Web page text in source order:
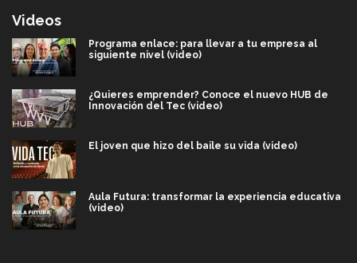
Videos
Programa enlace: para llevar a tu empresa al
siguiente nivel (video)
¿Quieres emprender? Conoce el nuevo HUB de
Innovación del Tec (video)
El joven que hizo del baile su vida (video)
Aula Futura: transformar la experiencia educativa
(video)